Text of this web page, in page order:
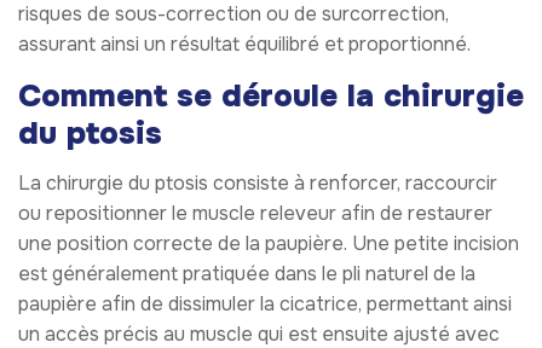
risques de sous-correction ou de surcorrection,
assurant ainsi un résultat équilibré et proportionné.
Comment se déroule la chirurgie
du ptosis
La chirurgie du ptosis consiste à renforcer, raccourcir
ou repositionner le muscle releveur afin de restaurer
une position correcte de la paupière. Une petite incision
est généralement pratiquée dans le pli naturel de la
paupière afin de dissimuler la cicatrice, permettant ainsi
un accès précis au muscle qui est ensuite ajusté avec